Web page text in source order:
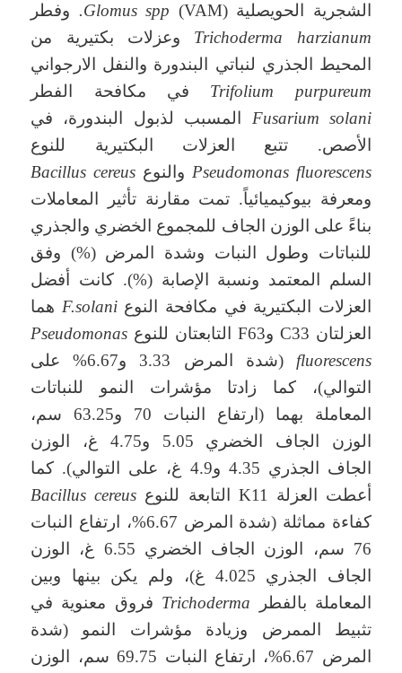
الشجرية الحويصلية (VAM)
Glomus spp.
وفطر
Trichoderma harzianum وعزلات بكتيرية من
المحيط الجذري لنباتي البندورة والنفل الارجواني
Trifolium purpureum في مكافحة الفطر
Fusarium solani المسبب لذبول البندورة، في
الأصص. تتبع العزلات البكتيرية للنوع
Pseudomonas fluorescens والنوع Bacillus cereus
ومعرفة بيوكيميائياً. تمت مقارنة تأثير المعاملات
بناءً على الوزن الجاف للمجموع الخضري والجذري
للنباتات وطول النبات وشدة المرض (%) وفق
السلم المعتمد ونسبة الإصابة (%). كانت أفضل
العزلات البكتيرية في مكافحة النوعF.solani هما
العزلتان C33 وF63 التابعتان للنوع
Pseudomonas
fluorescens
(شدة المرض 3.33 و6.67% على
التوالي)، كما زادتا مؤشرات النمو للنباتات
المعاملة بهما (ارتفاع النبات 70 و63.25 سم،
الوزن الجاف الخضري 5.05 و4.75 غ، الوزن
الجاف الجذري 4.35 و4.9 غ، على التوالي). كما
أعطت العزلة K11 التابعة للنوع
Bacillus cereus
كفاءة مماثلة (شدة المرض 6.67%، ارتفاع النبات
76 سم، الوزن الجاف الخضري 6.55 غ، الوزن
الجاف الجذري 4.025 غ)، ولم يكن بينها وبين
المعاملة بالفطر Trichoderma فروق معنوية في
تثبيط الممرض وزيادة مؤشرات النمو (شدة
المرض 6.67%، ارتفاع النبات 69.75 سم، الوزن